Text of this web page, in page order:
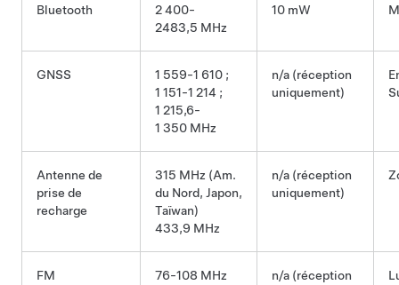
Bluetooth
2 400-
2483,5 MHz
10 mW
GNSS
1 559-1 610 ;
1 151-1 214 ;
1 215,6-
1 350 MHz
n/a (réception
uniquement)
Antenne de
prise de
recharge
315 MHz (Am.
du Nord, Japon,
Taïwan)
433,9 MHz
n/a (réception
uniquement)
FM 76-108 MHz
n/a (réception